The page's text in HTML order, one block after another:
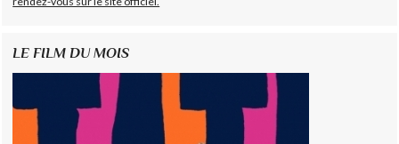
LE FILM DU MOIS